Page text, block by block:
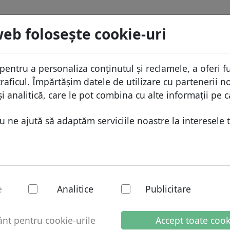
foloseşte cookie-uri
a personaliza conținutul și reclamele, a oferi
Împărtășim datele de utilizare cu partenerii
analitică, care le pot combina cu alte informații pe
ne ajută să adaptăm serviciile noastre la interesele
Analitice Publicitare
pentru cookie-urile
Accept toate
domeniilor
Domenii africane
Domenii asiatice
Domenii europene
Domenii australiene
de preţuri
Caută
Protecţia ID
Gazduire DNS
WHOIS
Blog
De
.adult Caută
- Domenii noi